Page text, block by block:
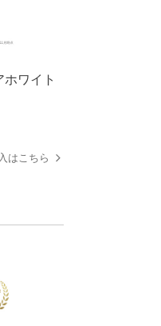
ホワイト
はこちら